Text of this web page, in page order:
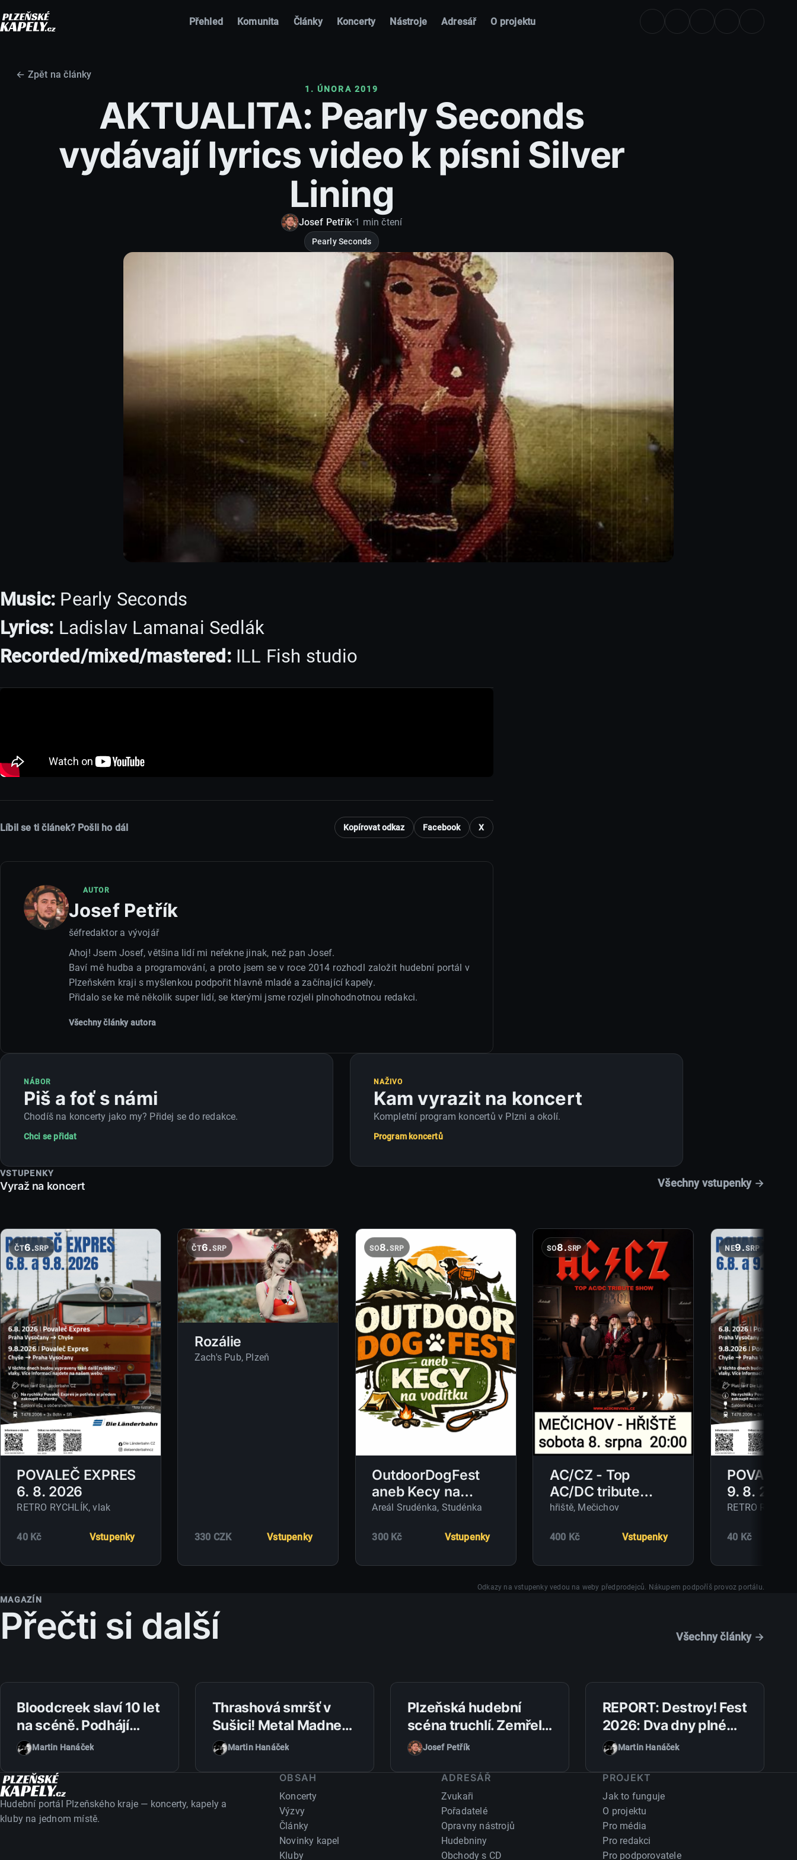
Přehled Komunita Články Koncerty Nástroje Adresář O projektu
← Zpět na články
1. ÚNORA 2019
AKTUALITA: Pearly Seconds
vydávají lyrics video k písni Silver
Lining
Josef Petřík•1 min čtení
Pearly Seconds
Music: Pearly Seconds
Lyrics: Ladislav Lamanai Sedlák
Recorded/mixed/mastered:ILL Fish studio
Líbil se ti článek? Pošli ho dál Kopírovat odkaz Facebook X
AUTOR
Josef Petřík
šéfredaktor a vývojář
Ahoj! Jsem Josef, většina lidí mi neřekne jinak, než pan Josef.
Baví mě hudba a programování, a proto jsem se v roce 2014 rozhodl založit hudební portál v
Plzeňském kraji s myšlenkou podpořit hlavně mladé a začínající kapely.
Přidalo se ke mě několik super lidí, se kterými jsme rozjeli plnohodnotnou redakci.
Všechny články autora
NÁBOR
Piš a foť s námi
Chodíš na koncerty jako my? Přidej se do redakce.
Chci se přidat
NAŽIVO
Kam vyrazit na koncert
Kompletní program koncertů v Plzni a okolí.
Program koncertů
VSTUPENKY
Vyraž na koncert Všechny vstupenky →
ČT6.SRP
POVALEČ EXPRES
6. 8. 2026
RETRO RYCHLÍK, vlak
40 Kč Vstupenky
ČT6.SRP
Rozálie
Zach's Pub, Plzeň
330 CZK Vstupenky
SO8.SRP
OutdoorDogFest
aneb Kecy na
vodítku
Areál Srudénka, Studénka
300 Kč Vstupenky
SO8.SRP
AC/CZ - Top
AC/DC tribute
show
hřiště, Mečichov
400 Kč Vstupenky
NE9.SRP
POVALEČ
9. 8. 2026
RETRO
40 Kč
Odkazy na vstupenky vedou na weby předprodejců. Nákupem podpoříš provoz portálu.
MAGAZÍN
Přečti si další Všechny články →
Bloodcreek slaví 10 let
na scéně. Podhájí
Metalfest 2026
nabídne pořádný
metalový večírek
Martin Hanáček
Thrashová smršť v
Sušici! Metal Madness
přiveze Suicidal
Angels i špičku
domácí scény
Martin Hanáček
Plzeňská hudební
scéna truchlí. Zemřel
zpěvák kapely MASH
rock - Petr Slavík
Josef Petřík
REPORT: Destroy! Fest
2026: Dva dny plné
tvrdé muziky na Ranči
Šídlovák
Martin Hanáček
Hudební portál Plzeňského kraje — koncerty, kapely a
kluby na jednom místě.
OBSAH
Koncerty
Výzvy
Články
Novinky kapel
Kluby
ADRESÁŘ
Zvukaři
Pořadatelé
Opravny nástrojů
Hudebniny
Obchody s CD
PROJEKT
Jak to funguje
O projektu
Pro média
Pro redakci
Pro podporovatele